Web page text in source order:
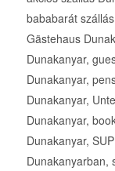
bababarát
Gästehaus
Dunakanyar,
Dunakanyar,
Dunakanyar,
Dunakanyar,
Dunakanyar,
Dunakanyarban,